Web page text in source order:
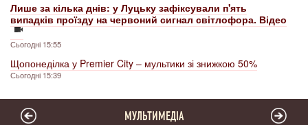
Лише за кілька днів: у Луцьку зафіксували п'ять
випадків проїзду на червоний сигнал світлофора. Відео
Сьогодні 15:55
Щопонеділка у Premier City – мультики зі знижкою 50%
Сьогодні 15:39
МУЛЬТИМЕДІА